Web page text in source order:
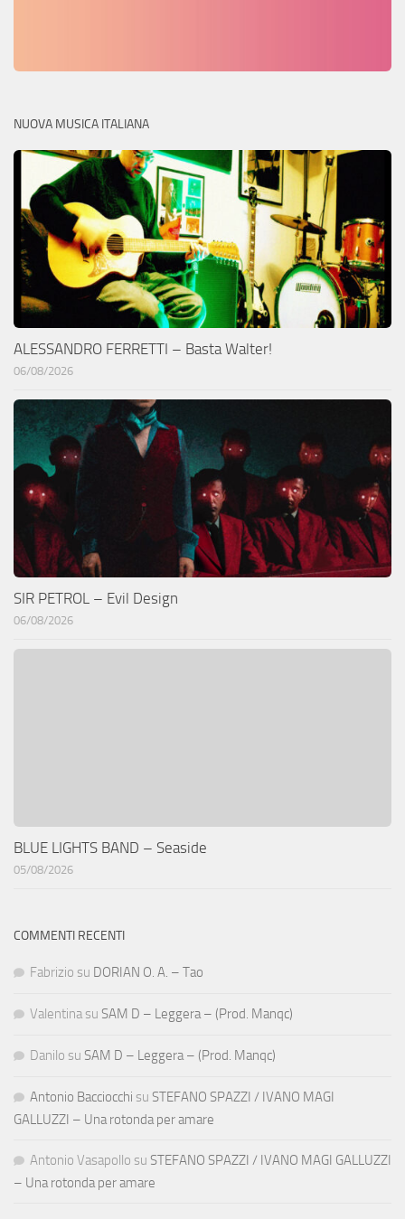
NUOVA MUSICA ITALIANA
ALESSANDRO FERRETTI – Basta Walter!
06/08/2026
SIR PETROL – Evil Design
06/08/2026
BLUE LIGHTS BAND – Seaside
05/08/2026
COMMENTI RECENTI
Fabrizio su DORIAN O. A. – Tao
Valentina su SAM D – Leggera – (Prod. Manqc)
Danilo su SAM D – Leggera – (Prod. Manqc)
Antonio Bacciocchi su STEFANO SPAZZI / IVANO MAGI
GALLUZZI – Una rotonda per amare
Antonio Vasapollo su STEFANO SPAZZI / IVANO MAGI GALLUZZI
– Una rotonda per amare